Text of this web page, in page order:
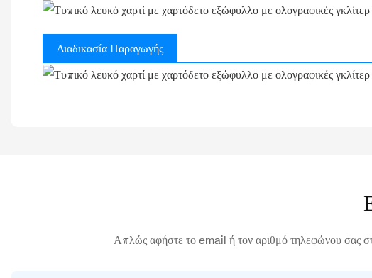
Διαδικασία Παραγωγής
Απλώς αφήστε το email ή τον αριθμό τηλεφώνου σας